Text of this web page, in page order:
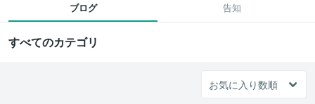
ブログ 告知
すべてのカテゴリ